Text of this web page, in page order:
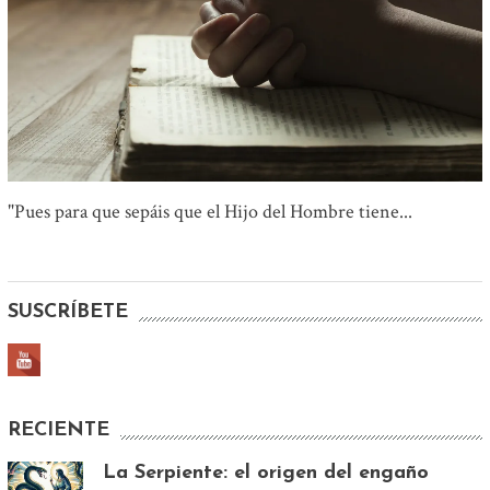
"Pues para que sepáis que el Hijo del Hombre tiene...
SUSCRÍBETE
RECIENTE
La Serpiente: el origen del engaño